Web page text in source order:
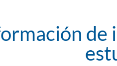
de